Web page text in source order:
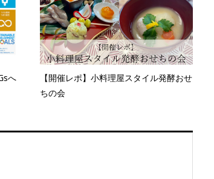
へ
【開催レポ】小料理屋スタイル発酵おせ
ちの会